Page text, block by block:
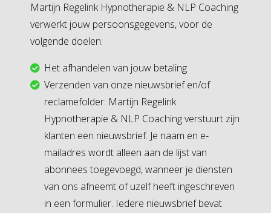
Martijn Regelink Hypnotherapie & NLP Coaching
verwerkt jouw persoonsgegevens, voor de
volgende doelen:
Het afhandelen van jouw betaling
Verzenden van onze nieuwsbrief en/of
reclamefolder: Martijn Regelink
Hypnotherapie & NLP Coaching verstuurt zijn
klanten een nieuwsbrief. Je naam en e-
mailadres wordt alleen aan de lijst van
abonnees toegevoegd, wanneer je diensten
van ons afneemt of uzelf heeft ingeschreven
in een formulier. Iedere nieuwsbrief bevat